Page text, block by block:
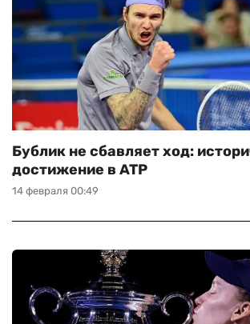
14 февраля 00:49
Бублик не сбавляет ход:
достижение в ATP